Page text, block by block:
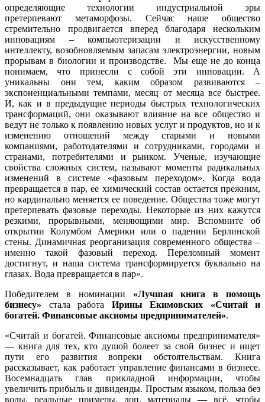
определяющие технологии индустриальной эры
претерпевают метаморфозы. Сейчас наше общество
стремительно продвигается вперед благодаря нескольким
инновациям – компьютеризации и искусственному
интеллекту, возобновляемым запасам электроэнергии, новым
прорывам в биологии и производстве. Мы еще не до конца
понимаем, что принесли с собой эти инновации. А
уникальны они тем, каким образом развиваются –
экспоненциальными темпами, месяц от месяца все быстрее.
И, как и в предыдущие периоды быстрых технологических
трансформаций, они оказывают влияние на все общество и
ведут не только к появлению новых услуг и продуктов, но и к
изменению отношений между старыми и новыми
компаниями, работодателями и сотрудниками, городами и
странами, потребителями и рынком. Ученые, изучающие
свойства сложных систем, называют моменты радикальных
изменений в системе «фазовым переходом». Когда вода
превращается в пар, ее химический состав остается прежним,
но кардинально меняется ее поведение. Общества тоже могут
претерпевать фазовые переходы. Некоторые из них кажутся
резкими, прорывными, меняющими мир. Вспомните об
открытии Колумбом Америки или о падении Берлинской
стены. Динамичная реорганизация современного общества –
именно такой фазовый переход. Переломный момент
достигнут, и наша система трансформируется буквально на
глазах. Вода превращается в пар».
Победителем в номинации «Лучшая книга в помощь
бизнесу» стала работа Ирины Екимовских «Считай и
богатей. Финансовые аксиомы предпринимателей».
«Считай и богатей. Финансовые аксиомы предпринимателя»
— книга для тех, кто душой болеет за свой бизнес и ищет
пути его развития вопреки обстоятельствам. Книга
рассказывает, как работает управление финансами в бизнесе.
Восемнадцать глав прикладной информации, чтобы
увеличить прибыль и дивиденды. Простым языком, польза без
воды, реальные примеры, доп. материалы — всё, чтобы